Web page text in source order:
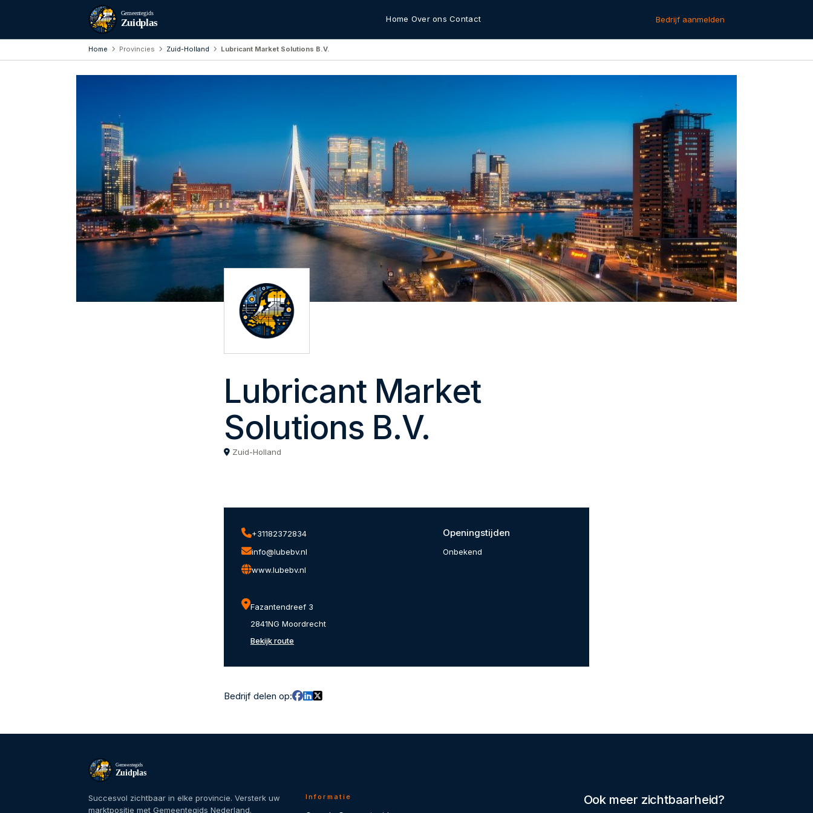
Gemeentegids
Zuidplas Home Over ons Contact Bedrijf aanmelden
Home Provincies Zuid-Holland Lubricant Market Solutions B.V.
Lubricant Market
Solutions B.V.
Zuid-Holland
+31182372834
info@lubebv.nl
www.lubebv.nl
Fazantendreef 3
2841NG Moordrecht
Bekijk route
Openingstijden
Onbekend
Bedrijf delen op:
Gemeentegids
Zuidplas
Succesvol zichtbaar in elke provincie. Versterk uw
marktpositie met Gemeentegids Nederland.
Informatie Ook meer zichtbaarheid?